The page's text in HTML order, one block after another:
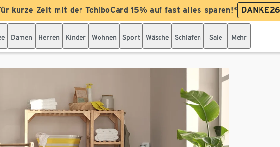
kurze Zeit mit der TchiboCard 15% auf fast alles sparen!* DANKE26
Damen Herren Kinder Wohnen Sport Wäsche Schlafen Sale Mehr